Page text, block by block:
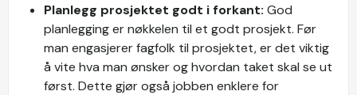
Planlegg prosjektet godt i forkant: God
planlegging er nøkkelen til et godt prosjekt. Før
man engasjerer fagfolk til prosjektet, er det viktig
å vite hva man ønsker og hvordan taket skal se ut
først. Dette gjør også jobben enklere for